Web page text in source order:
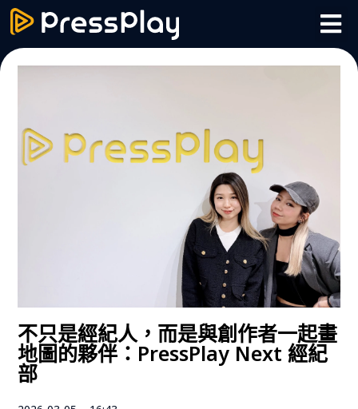
不只是經紀人，而是與創作者一起畫
地圖的夥伴：PressPlay Next 經紀
部